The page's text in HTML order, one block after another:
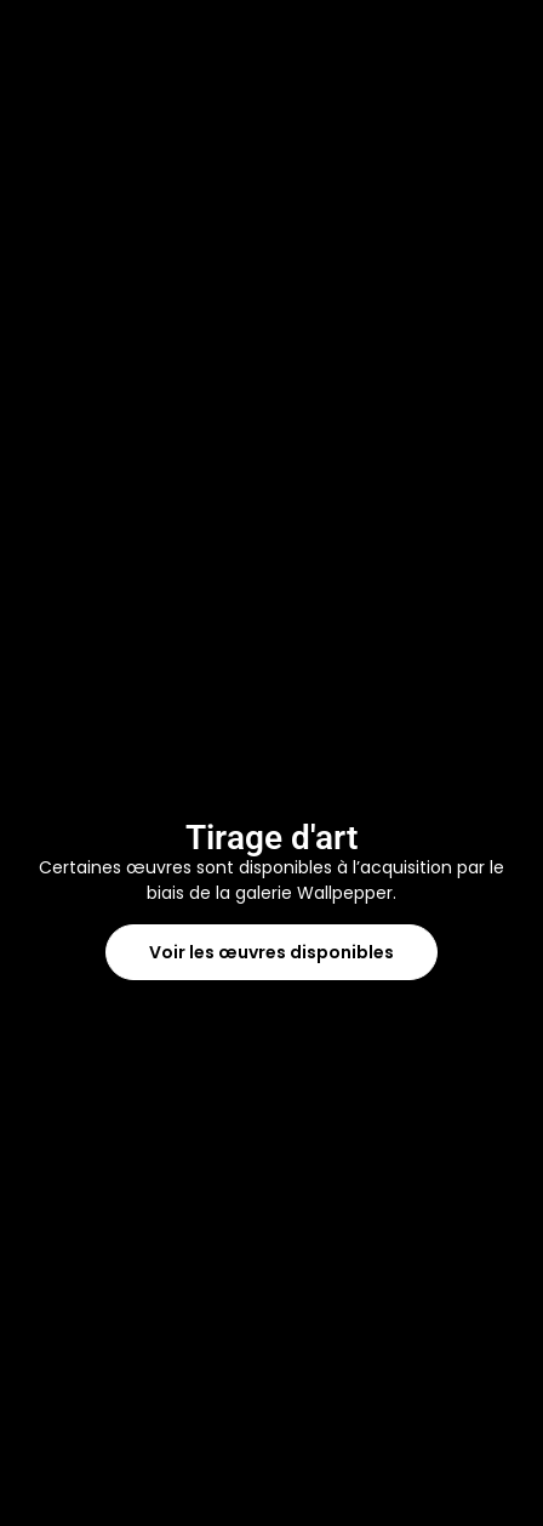
Tirage d'art
Certaines œuvres sont disponibles à l’acquisition par le
biais de la galerie Wallpepper.
Voir les œuvres disponibles